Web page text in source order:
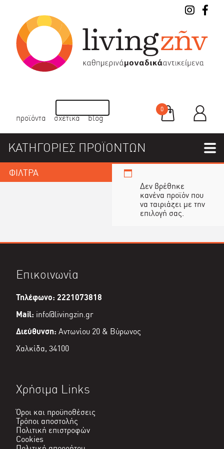
προϊόντα σχετικά blog
0
ΚΑΤΗΓΟΡΙΕΣ ΠΡΟΪΟΝΤΩΝ
ΦΙΛΤΡΑ
Δεν βρέθηκε
κανένα προϊόν που
να ταιριάζει με την
επιλογή σας.
Επικοινωνία
Τηλέφωνο: 2221073818
Mail: info@livingzin.gr
Διεύθυνση: Αντωνίου 20 & Βύρωνος
Χαλκίδα, 34100
Χρήσιμα Links
Όροι και προϋποθέσεις
Τρόποι αποστολής
Πολιτική επιστροφών
Cookies